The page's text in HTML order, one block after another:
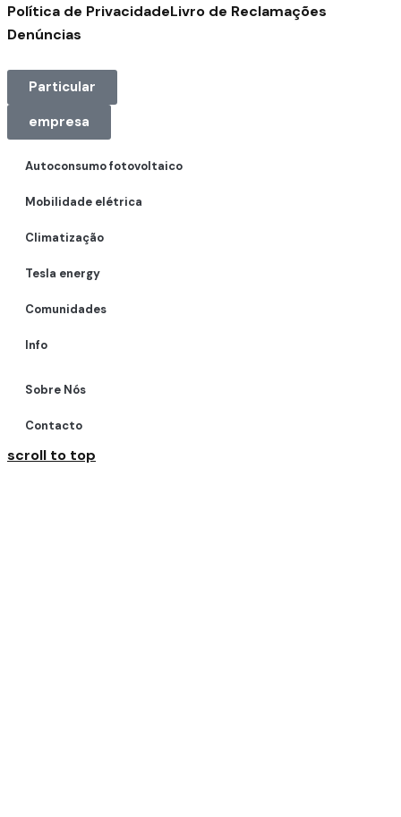
Política de PrivacidadeLivro de Reclamações
Denúncias
Particular
empresa
Autoconsumo fotovoltaico
Mobilidade elétrica
Climatização
Tesla energy
Comunidades
Info
Sobre Nós
Contacto
scroll to top